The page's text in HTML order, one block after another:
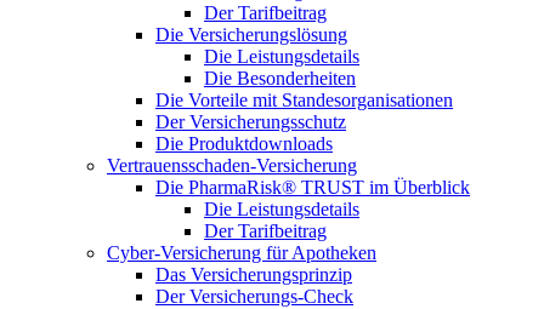
Der Tarifbeitrag
Die Versicherungslösung
Die Leistungsdetails
Die Besonderheiten
Die Vorteile mit Standesorganisationen
Der Versicherungsschutz
Die Produktdownloads
Vertrauensschaden-Versicherung
Die PharmaRisk® TRUST im Überblick
Die Leistungsdetails
Der Tarifbeitrag
Cyber-Versicherung für Apotheken
Das Versicherungsprinzip
Der Versicherungs-Check